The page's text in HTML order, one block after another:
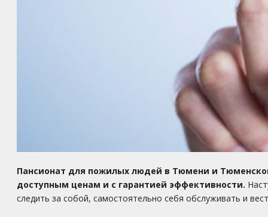
Пансионат для пожилых людей в Тюмени и
доступным ценам и с гарантией эффективности.
следить за собой, самостоятельно себя обслуживать и